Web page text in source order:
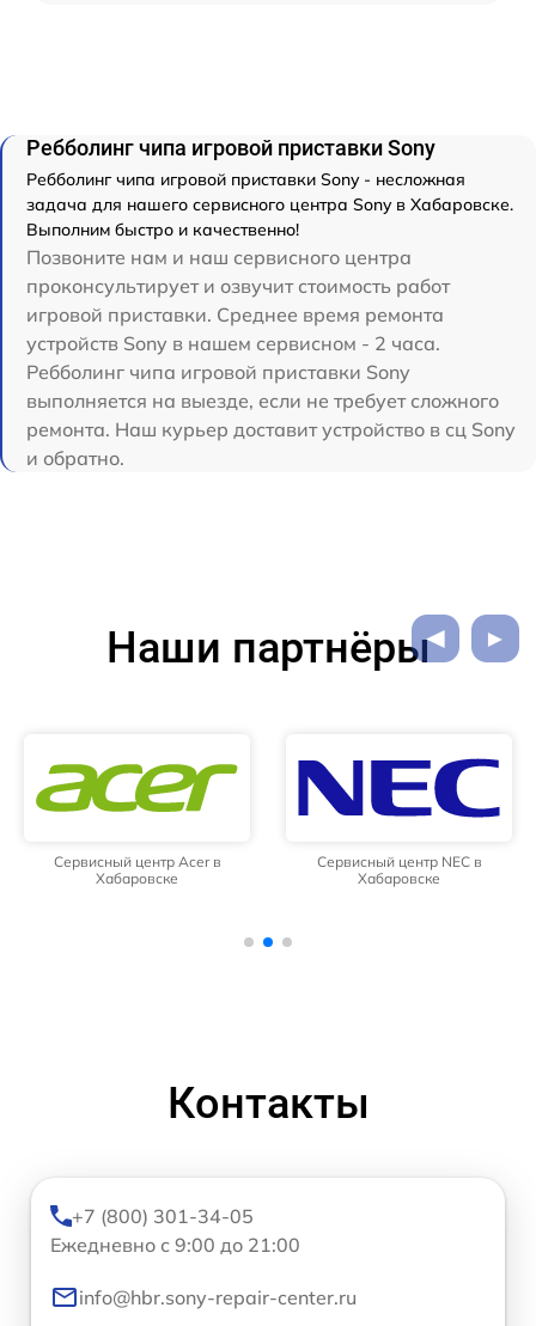
Ребболинг чипа игровой приставки Sony
Ребболинг чипа игровой приставки Sony - несложная
задача для нашего сервисного центра Sony в Хабаровске.
Выполним быстро и качественно!
Позвоните нам и наш сервисного центра
проконсультирует и озвучит стоимость работ
игровой приставки. Среднее время ремонта
устройств Sony в нашем сервисном - 2 часа.
Ребболинг чипа игровой приставки Sony
выполняется на выезде, если не требует сложного
ремонта. Наш курьер доставит устройство в сц Sony
и обратно.
Наши партнёры
Сервисный центр Acer в
Хабаровске
Сервисный центр NEC в
Хабаровске
Контакты
+7 (800) 301-34-05
Ежедневно с 9:00 до 21:00
info@hbr.sony-repair-center.ru